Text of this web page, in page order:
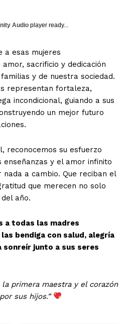
Audio player ready...
a esas mujeres
sacrificio y dedicación
y de nuestra sociedad.
representan fortaleza,
incondicional, guiando a sus
un mejor futuro
reconocemos su esfuerzo
enseñanzas y el amor infinito
a cambio. Que reciban el
que merecen no solo
año.
a todas las madres
bendiga con salud, alegría
sonreír junto a sus seres
la primera maestra y el corazón
sus hijos.”